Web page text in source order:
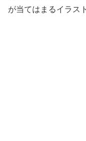
が当てはまるイラス